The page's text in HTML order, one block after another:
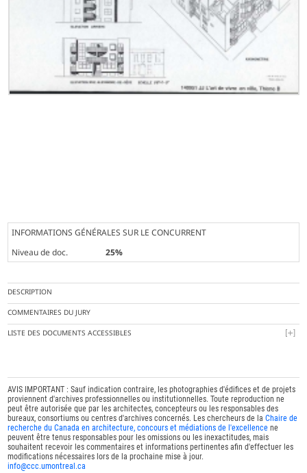
INFORMATIONS GÉNÉRALES SUR LE CONCURRENT
Niveau de doc.
25%
DESCRIPTION
COMMENTAIRES DU JURY
LISTE DES DOCUMENTS ACCESSIBLES
AVIS IMPORTANT : Sauf indication contraire, les photographies d'édifices et de projets
proviennent d'archives professionnelles ou institutionnelles. Toute reproduction ne
peut être autorisée que par les architectes, concepteurs ou les responsables des
bureaux, consortiums ou centres d'archives concernés. Les chercheurs de laChaire de
recherche du Canada en architecture, concours et médiations de l'excellence ne
peuvent être tenus responsables pour les omissions ou les inexactitudes, mais
souhaitent recevoir les commentaires et informations pertinentes afin d'effectuer les
modifications nécessaires lors de la prochaine mise à jour.
info@ccc.umontreal.ca